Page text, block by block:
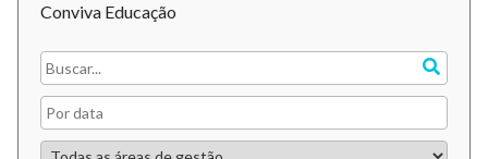
Conviva Educação